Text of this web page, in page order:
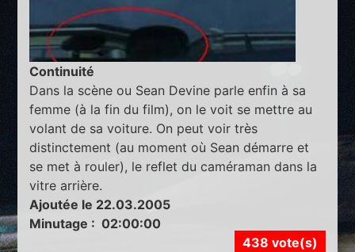
Continuité
Dans la scène ou Sean Devine parle enfin à sa
femme (à la fin du film), on le voit se mettre au
volant de sa voiture. On peut voir très
distinctement (au moment où Sean démarre et
se met à rouler), le reflet du caméraman dans la
vitre arrière.
Ajoutée le 22.03.2005
Minutage : 02:00:00
438 vote(s)